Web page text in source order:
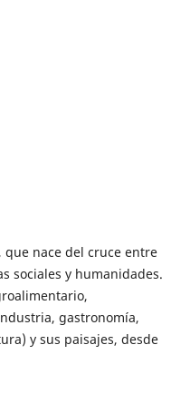
nace del cruce entre
sociales y humanidades.
gastronomía,
y sus paisajes, desde